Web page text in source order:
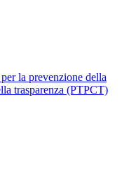
la prevenzione della
trasparenza (PTPCT)